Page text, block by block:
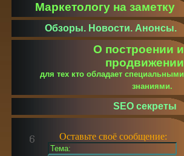
Маркетологу на заметку
Обзоры. Новости. Анонсы.
О построении и
продвижении
для тех кто обладает специальными
знаниями.
SEO секреты
Оставьте своё сообщение: